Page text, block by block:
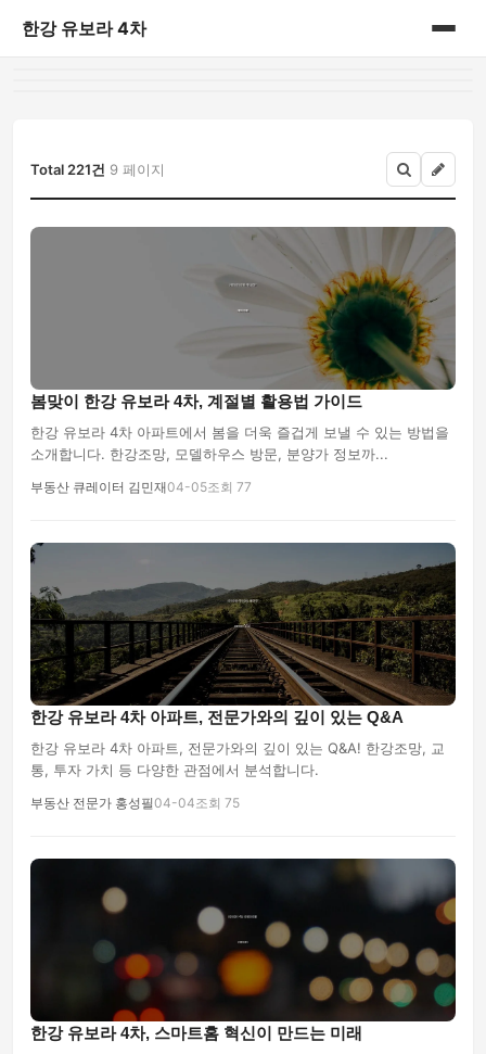
한강 유보라 4차
Total 221건 9 페이지
봄맞이 한강 유보라 4차, 계절별 활용법 가이드
한강 유보라 4차 아파트에서 봄을 더욱 즐겁게 보낼 수 있는 방법을
소개합니다. 한강조망, 모델하우스 방문, 분양가 정보까...
부동산 큐레이터 김민재04-05조회 77
한강 유보라 4차 아파트, 전문가와의 깊이 있는 Q&A
한강 유보라 4차 아파트, 전문가와의 깊이 있는 Q&A! 한강조망, 교
통, 투자 가치 등 다양한 관점에서 분석합니다.
부동산 전문가 홍성필04-04조회 75
한강 유보라 4차, 스마트홈 혁신이 만드는 미래